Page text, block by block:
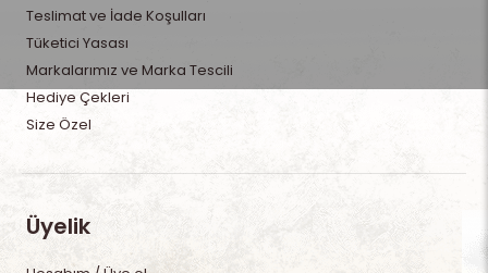
Teslimat ve İade Koşulları
Tüketici Yasası
Markalarımız ve Marka Tescili
Hediye Çekleri
Size Özel
Üyelik